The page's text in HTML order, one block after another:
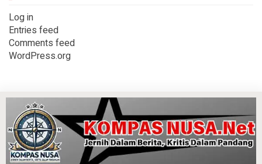
Log in
Entries feed
Comments feed
WordPress.org